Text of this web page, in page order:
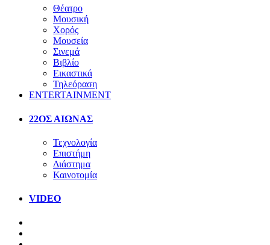
Θέατρο
Μουσική
Χορός
Μουσεία
Σινεμά
Βιβλίο
Εικαστικά
Τηλεόραση
ENTERTAINMENT
22ΟΣ ΑΙΩΝΑΣ
Τεχνολογία
Επιστήμη
Διάστημα
Καινοτομία
VIDEO